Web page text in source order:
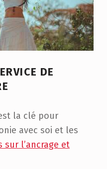
DE
la clé pour
avec soi et les
sur l’ancrage et